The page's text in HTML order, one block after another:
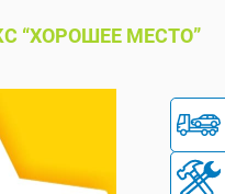
“ХОРОШЕЕ МЕСТО”